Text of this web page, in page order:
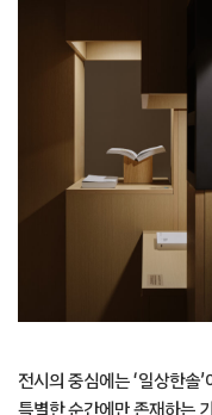
전시의 중심에는 ‘일상한솔
특별한 순간에만 존재하는